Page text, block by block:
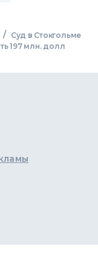
/
Суд в Стокгольме
197 млн. долл